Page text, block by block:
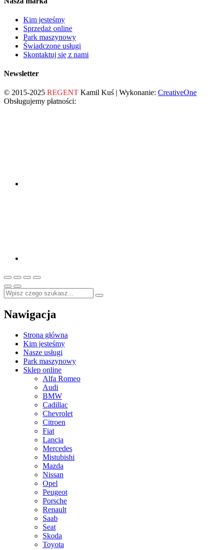
Kim jesteśmy
Sprzedaż online
Park maszynowy
Świadczone usługi
Skontaktuj się z nami
Newsletter
© 2015-2025 REGENT Kamil Kuś | Wykonanie: CreativeOne
Obsługujemy płatności:
Nawigacja
Strona główna
Kim jesteśmy
Nasze usługi
Park maszynowy
Sklep online
Alfa Romeo
Audi
BMW
Cadillac
Chevrolet
Citroen
Fiat
Lancia
Mercedes
Mistubishi
Mazda
Nissan
Opel
Peugeot
Porsche
Renault
Saab
Seat
Skoda
Toyota